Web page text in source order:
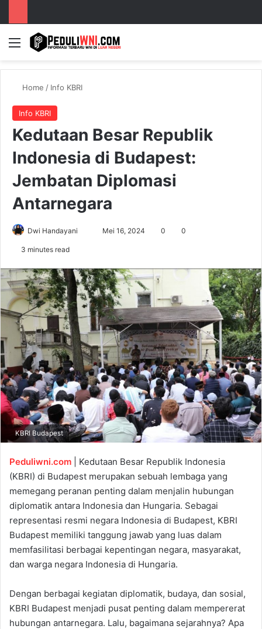
Menu
Home / Info KBRI
Info KBRI
Kedutaan Besar Republik
Indonesia di Budapest:
Jembatan Diplomasi
Antarnegara
Dwi Handayani
d
a
n
e
m
a
i
l
Mei 16, 2024 0 0
3 minutes read
KBRI Budapest
Peduliwni.com | Kedutaan Besar Republik Indonesia
(KBRI) di Budapest merupakan sebuah lembaga yang
memegang peranan penting dalam menjalin hubungan
diplomatik antara Indonesia dan Hungaria. Sebagai
representasi resmi negara Indonesia di Budapest, KBRI
Budapest memiliki tanggung jawab yang luas dalam
memfasilitasi berbagai kepentingan negara, masyarakat,
dan warga negara Indonesia di Hungaria.
Dengan berbagai kegiatan diplomatik, budaya, dan sosial,
KBRI Budapest menjadi pusat penting dalam mempererat
hubungan antarnegara. Lalu, bagaimana sejarahnya? Apa